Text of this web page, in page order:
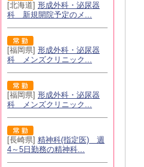
[北海道] 形成外科・泌尿器
科 新規開院予定のメ...
[福岡県] 形成外科・泌尿器
科 メンズクリニック...
[福岡県] 形成外科・泌尿器
科 メンズクリニック...
[長崎県] 精神科(指定医) 週
4～5日勤務の精神科...